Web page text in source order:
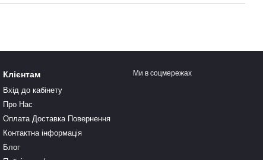
Клієнтам
Вхід до кабінету
Про Нас
Оплата Доставка Повернення
Контактна інформація
Блог
Ми в соцмережах